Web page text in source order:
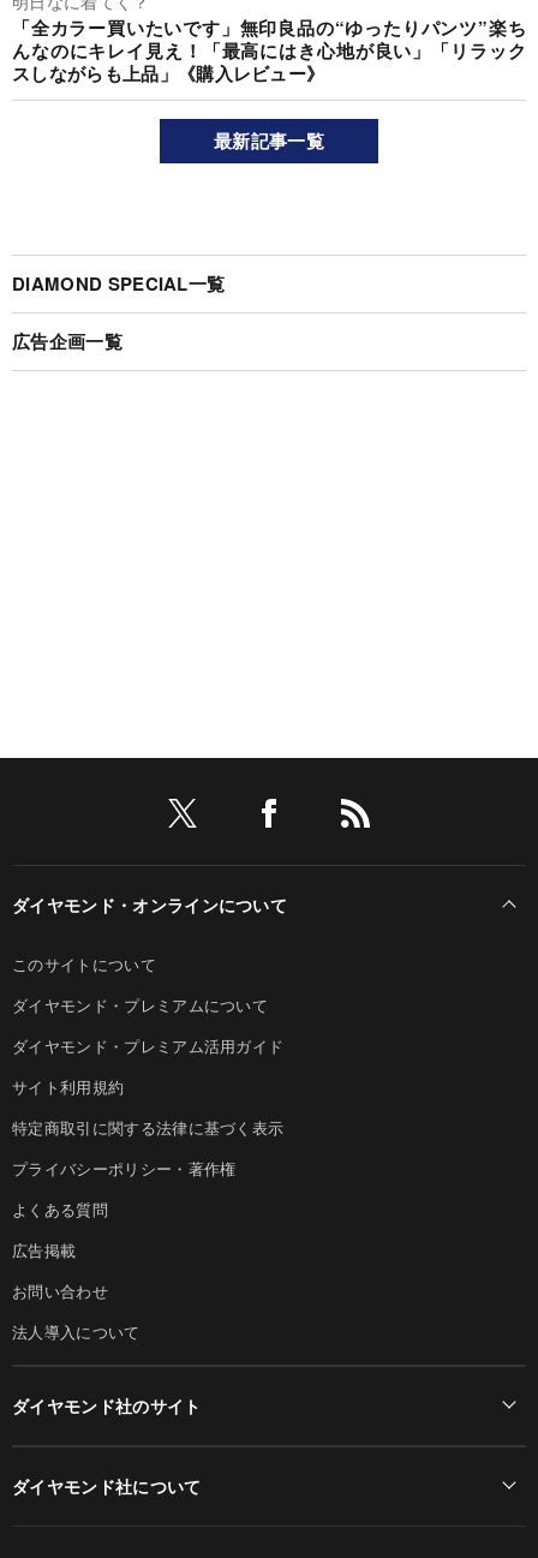
「全カラー買いたいです」無印良品の“ゆったりパンツ”楽ち
んなのにキレイ見え！「最高にはき心地が良い」「リラック
スしながらも上品」《購入レビュー》
最新記事一覧
DIAMOND SPECIAL一覧
広告企画一覧
ダイヤモンド・オンラインについて
このサイトについて
ダイヤモンド・プレミアムについて
ダイヤモンド・プレミアム活用ガイド
サイト利用規約
特定商取引に関する法律に基づく表示
プライバシーポリシー・著作権
よくある質問
広告掲載
お問い合わせ
法人導入について
ダイヤモンド社のサイト
ダイヤモンド社について